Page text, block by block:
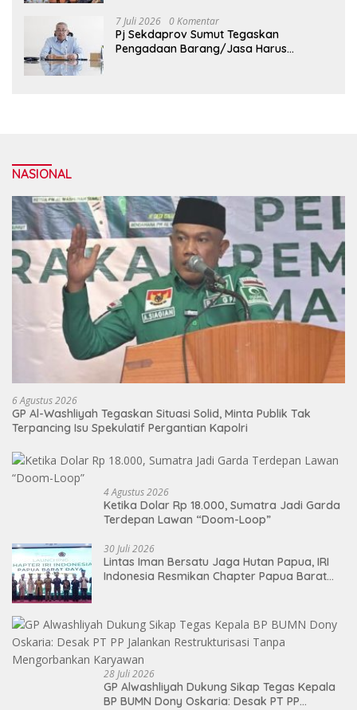
7 Juli 2026 0 Komentar
Pj Sekdaprov Sumut Tegaskan
Pengadaan Barang/Jasa Harus
NASIONAL
6 Agustus 2026
GP Al-Washliyah Tegaskan Situasi Solid, Minta Publik Tak
Terpancing Isu Spekulatif Pergantian Kapolri
4 Agustus 2026
Ketika Dolar Rp 18.000, Sumatra Jadi Garda
Terdepan Lawan “Doom-Loop”
30 Juli 2026
Lintas Iman Bersatu Jaga Hutan Papua, IRI
Indonesia Resmikan Chapter Papua Barat
28 Juli 2026
GP Alwashliyah Dukung Sikap Tegas Kepala
BP BUMN Dony Oskaria: Desak PT PP